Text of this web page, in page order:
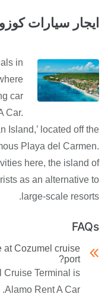
ايجار سيارات
in
car
Car.
Island,’ located off the
Playa del Carmen.
here, the island of
as an alternative to
large-scale resorts.
FAQs
at Cozumel cruise
port?
Cruise Terminal is
Alamo Rent A Car.